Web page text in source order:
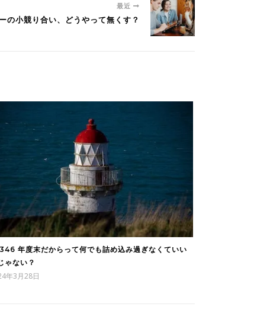
最近
小競り合い、どうやって無くす？
年度末だからって何でも詰め込み過ぎなくていい
ゃない？
年3月28日